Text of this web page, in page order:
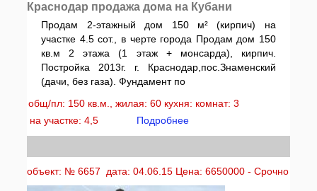
Краснодар продажа дома на Кубани
Продам 2-этажный дом 150 м² (кирпич) на
участке 4.5 сот., в черте города Продам дом 150
кв.м 2 этажа (1 этаж + монсарда), кирпич.
Постройка 2013г. г. Краснодар,пос.Знаменский
(дачи, без газа). Фундамент по
общ/пл: 150 кв.м., жилая: 60 кухня: комнат: 3
на участке: 4,5
Подробнее
объект: № 6657 дата: 04.06.15 Цена: 6650000 - Срочно